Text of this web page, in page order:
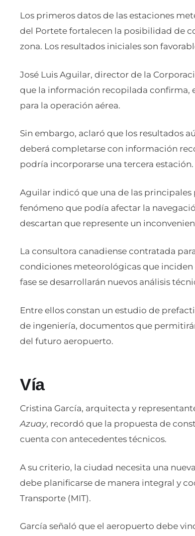
Los primeros datos de las estaciones
del Portete fortalecen la posibilidad de
zona. Los resultados iniciales son
José Luis Aguilar, director de la
que la información recopilada confirma,
para la operación aérea.
Sin embargo, aclaró que los resultados
deberá completarse con información
podría incorporarse una tercera estación.
Aguilar indicó que una de las
fenómeno que podía afectar la
descartan que represente un
La consultora canadiense contratada
condiciones meteorológicas que inciden
fase se desarrollarán nuevos análisis
Entre ellos constan un estudio de
de ingeniería, documentos que
del futuro aeropuerto.
Vía
Cristina García, arquitecta y
Azuay, recordó que la propuesta de
cuenta con antecedentes técnicos.
A su criterio, la ciudad necesita una
debe planificarse de manera integral y
Transporte (MIT).
García señaló que el aeropuerto debe